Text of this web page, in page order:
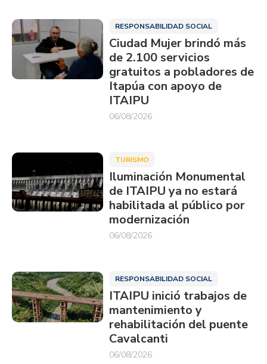
RESPONSABILIDAD SOCIAL
Ciudad Mujer brindó más
de 2.100 servicios
gratuitos a pobladores de
Itapúa con apoyo de
ITAIPU
06/08/2026
TURISMO
Iluminación Monumental
de ITAIPU ya no estará
habilitada al público por
modernización
06/08/2026
RESPONSABILIDAD SOCIAL
ITAIPU inició trabajos de
mantenimiento y
rehabilitación del puente
Cavalcanti
06/08/2026